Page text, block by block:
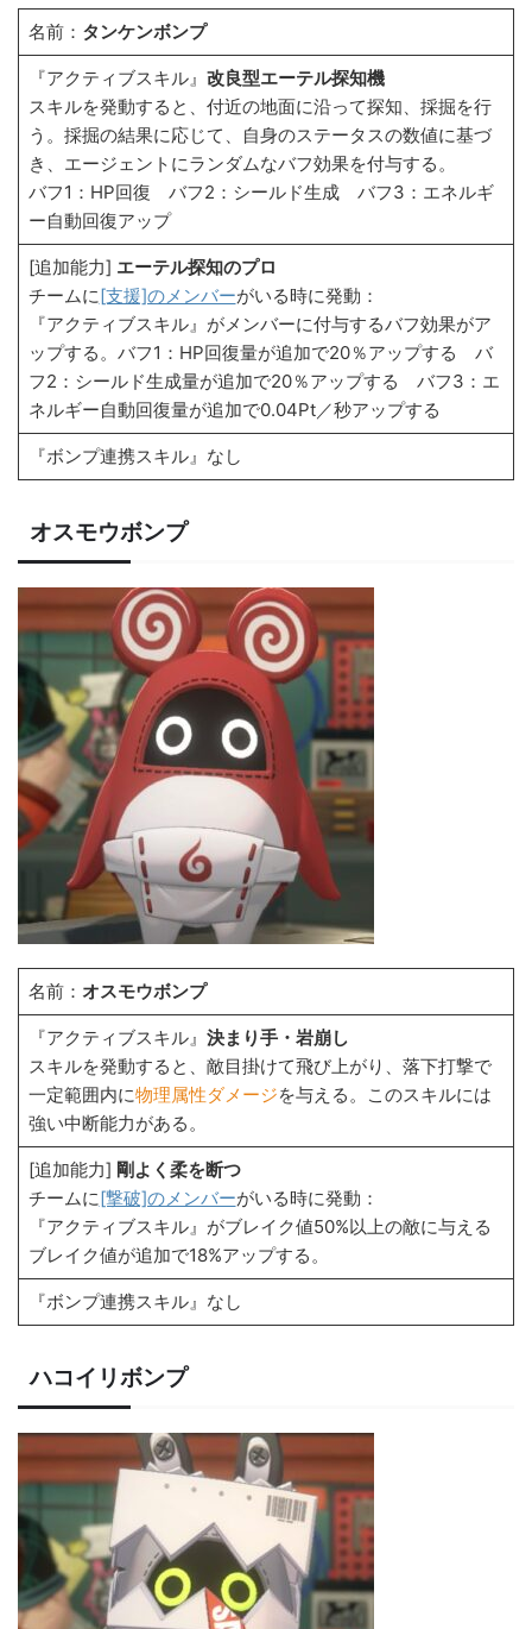
名前： タンケンボンプ
『アクティブスキル』 改良型エーテル探知機
スキルを発動すると、付近の地面に沿って探知、採掘を行
う。採掘の結果に応じて、自身のステータスの数値に基づ
き、エージェントにランダムなバフ効果を付与する。
バフ1：HP回復 バフ2：シールド生成 バフ3：エネルギ
ー自動回復アップ
[追加能力] エーテル探知のプロ
チームに[支援]のメンバーがいる時に発動：
『アクティブスキル』がメンバーに付与するバフ効果がア
ップする。バフ1：HP回復量が追加で20％アップする バ
フ2：シールド生成量が追加で20％アップする バフ3：エ
ネルギー自動回復量が追加で0.04Pt／秒アップする
『ボンプ連携スキル』なし
オスモウボンプ
名前： オスモウボンプ
『アクティブスキル』 決まり手・岩崩し
スキルを発動すると、敵目掛けて飛び上がり、落下打撃で
一定範囲内に物理属性ダメージを与える。このスキルには
強い中断能力がある。
[追加能力] 剛よく柔を断つ
チームに[撃破]のメンバーがいる時に発動：
『アクティブスキル』がブレイク値50%以上の敵に与える
ブレイク値が追加で18%アップする。
『ボンプ連携スキル』なし
ハコイリボンプ